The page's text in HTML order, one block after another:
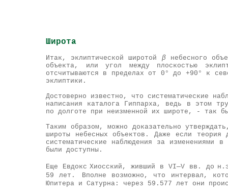
Широта
Итак, эклиптической широтой βнебесного
объекта, или угол между плоскостью
отсчитываются в пределах от 0° до +90° к
эклиптики.
Достоверно известно, что систематические
написания каталога Гиппарха, ведь в этом
по долготе при неизменной их широте, - так
Таким образом, можно доказательно
широты небесных объектов. Даже если
систематические наблюдения за
были доступны.
Еще Евдокс Хиосский, живший в VI—V вв. до
59 лет.
Вполне возможно, что интервал,
Юпитера и Сатурна: через 59.577 лет они